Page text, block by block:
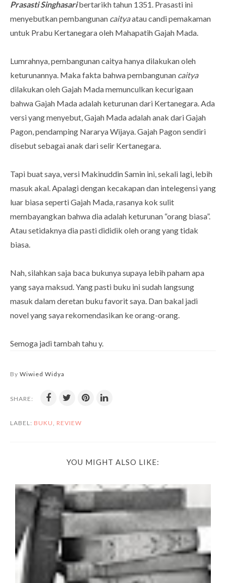
Prasasti Singhasaribertarikh tahun 1351. Prasasti ini
menyebutkan pembangunan caityaatau candi pemakaman
untuk Prabu Kertanegara oleh Mahapatih Gajah Mada.
Lumrahnya, pembangunan caitya hanya dilakukan oleh
keturunannya. Maka fakta bahwa pembangunan caitya
dilakukan oleh Gajah Mada memunculkan kecurigaan
bahwa Gajah Mada adalah keturunan dari Kertanegara. Ada
versi yang menyebut, Gajah Mada adalah anak dari Gajah
Pagon, pendamping Nararya Wijaya. Gajah Pagon sendiri
disebut sebagai anak dari selir Kertanegara.
Tapi buat saya, versi Makinuddin Samin ini, sekali lagi, lebih
masuk akal. Apalagi dengan kecakapan dan intelegensi yang
luar biasa seperti Gajah Mada, rasanya kok sulit
membayangkan bahwa dia adalah keturunan “orang biasa”.
Atau setidaknya dia pasti dididik oleh orang yang tidak
biasa.
Nah, silahkan saja baca bukunya supaya lebih paham apa
yang saya maksud. Yang pasti buku ini sudah langsung
masuk dalam deretan buku favorit saya. Dan bakal jadi
novel yang saya rekomendasikan ke orang-orang.
Semoga jadi tambah tahu y.
By Wiwied Widya
SHARE:
LABEL: BUKU REVIEW
YOU MIGHT ALSO LIKE: